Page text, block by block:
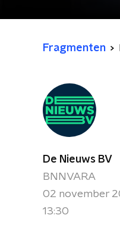
Fragmenten
De Nieuws BV
BNNVARA
02 november
13:30